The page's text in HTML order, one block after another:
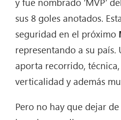
sus 8 goles anotados.
seguridad en el próximo
representando a su
aporta recorrido,
verticalidad y además
Pero no hay que dejar